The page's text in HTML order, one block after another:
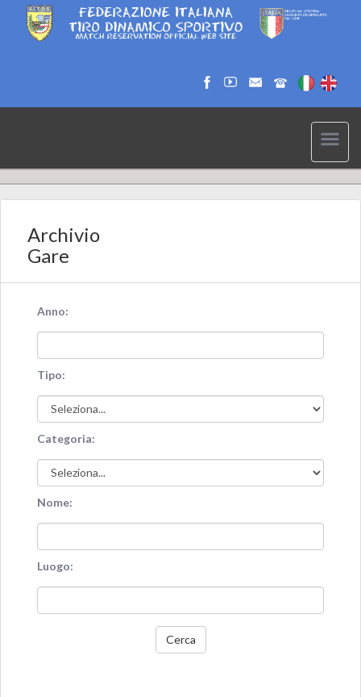
Archivio
Gare
Anno:
Tipo:
Categoria:
Nome:
Luogo:
Cerca